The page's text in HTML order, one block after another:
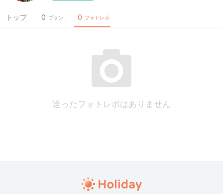
トップ プラン
0 フォトレポ
0
送ったフォトレポはありません